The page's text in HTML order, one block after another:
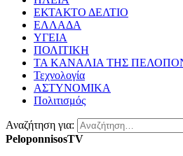
ΕΚΤΑΚΤΟ ΔΕΛΤΙΟ
ΕΛΛΑΔΑ
ΥΓΕΙΑ
ΠΟΛΙΤΙΚΗ
ΤΑ ΚΑΝΑΛΙΑ ΤΗΣ
Τεχνολογία
ΑΣΤΥΝΟΜΙΚΑ
Πολιτισμός
Αναζήτηση για:
PeloponnisosTV